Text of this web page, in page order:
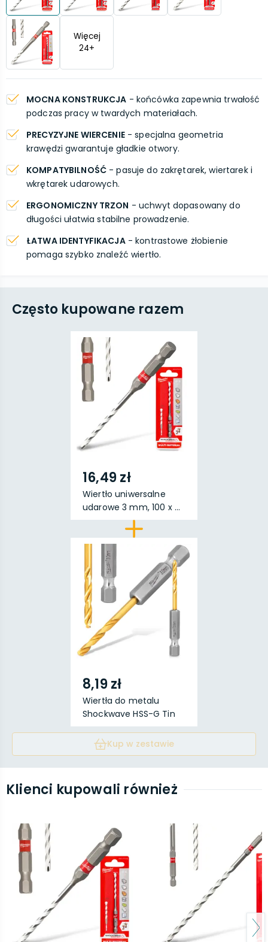
Więcej
24+
MOCNA KONSTRUKCJA - końcówka zapewnia trwałość
podczas pracy w twardych materiałach.
PRECYZYJNE WIERCENIE- specjalna geometria
krawędzi gwarantuje gładkie otwory.
KOMPATYBILNOŚĆ- pasuje do zakrętarek, wiertarek i
wkrętarek udarowych.
ERGONOMICZNY TRZON - uchwyt dopasowany do
długości ułatwia stabilne prowadzenie.
ŁATWA IDENTYFIKACJA- kontrastowe żłobienie
pomaga szybko znaleźć wiertło.
Często kupowane razem
16,49 zł
Wiertło uniwersalne
udarowe 3 mm, 100 x ...
8,19 zł
Wiertła do metalu
Shockwave HSS-G Tin
RE...
Kup w zestawie
Klienci kupowali również